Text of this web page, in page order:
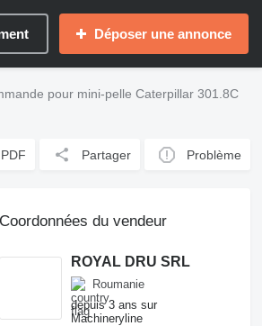
Déposer une annonce
pour mini-pelle Caterpillar 301.8C
PDF Partager Problème
Coordonnées du vendeur
ROYAL DRU SRL
Roumanie
depuis 3 ans sur
Machineryline